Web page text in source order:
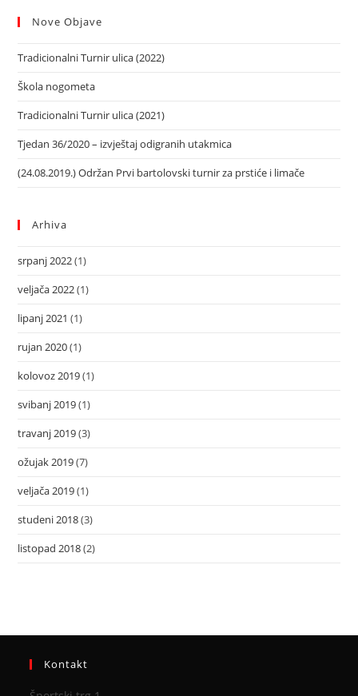
Nove Objave
Tradicionalni Turnir ulica (2022)
Škola nogometa
Tradicionalni Turnir ulica (2021)
Tjedan 36/2020 – izvještaj odigranih utakmica
(24.08.2019.) Održan Prvi bartolovski turnir za prstiće i limače
Arhiva
srpanj 2022(1)
veljača 2022(1)
lipanj 2021 (1)
rujan 2020(1)
kolovoz 2019(1)
svibanj 2019(1)
travanj 2019(3)
ožujak 2019(7)
veljača 2019(1)
studeni 2018(3)
listopad 2018(2)
Kontakt